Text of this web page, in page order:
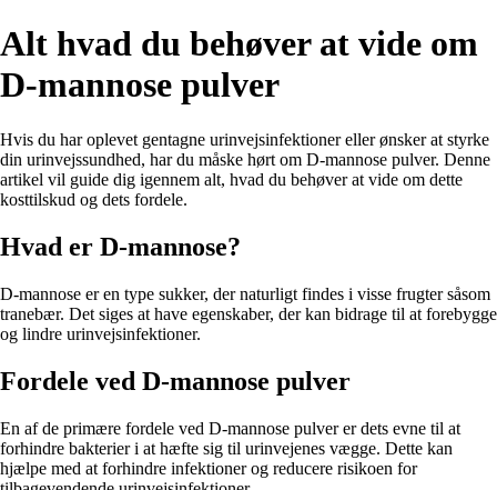
Alt hvad du behøver at vide om
D-mannose pulver
Hvis du har oplevet gentagne urinvejsinfektioner eller ønsker at styrke
din urinvejssundhed, har du måske hørt om D-mannose pulver. Denne
artikel vil guide dig igennem alt, hvad du behøver at vide om dette
kosttilskud og dets fordele.
Hvad er D-mannose?
D-mannose er en type sukker, der naturligt findes i visse frugter såsom
tranebær. Det siges at have egenskaber, der kan bidrage til at forebygge
og lindre urinvejsinfektioner.
Fordele ved D-mannose pulver
En af de primære fordele ved D-mannose pulver er dets evne til at
forhindre bakterier i at hæfte sig til urinvejenes vægge. Dette kan
hjælpe med at forhindre infektioner og reducere risikoen for